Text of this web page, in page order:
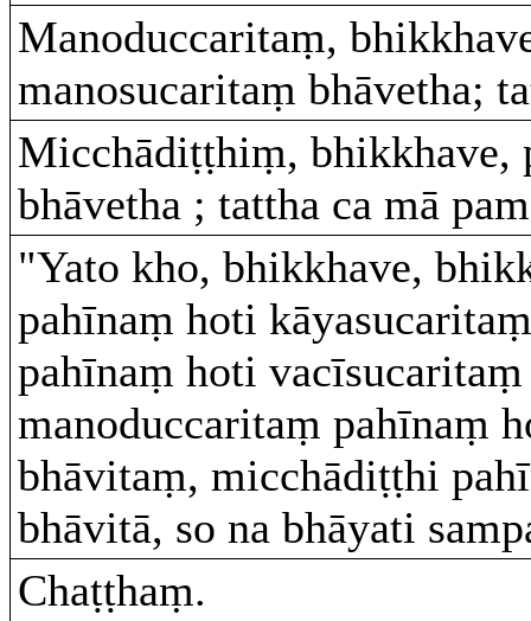
Manoduccaritaṃ,
manosucaritaṃ bhāvetha;
Micchādiṭṭhiṃ, bhikkhave,
bhāvetha ; tattha ca mā
"Yato kho, bhikkhave,
pahīnaṃ hoti
pahīnaṃ hoti
manoduccaritaṃ pahīnaṃ
bhāvitaṃ, micchādiṭṭhi
bhāvitā, so na bhāyati
Chaṭṭhaṃ.